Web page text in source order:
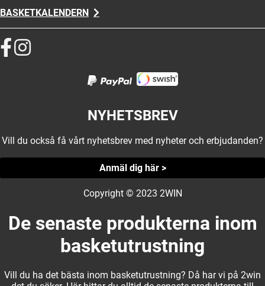
BASKETKALENDERN
NYHETSBREV
Vill du också få vårt nyhetsbrev med nyheter och erbjudanden?
Anmäl dig här >
Copyright © 2023 2WIN
De senaste produkterna inom
basketutrustning
Vill du ha det bästa inom basketutrustning? Då har vi på 2win